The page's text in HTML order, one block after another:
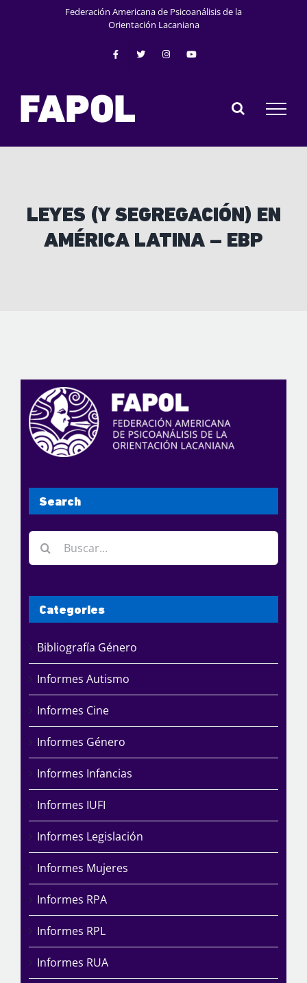
Federación Americana de Psicoanálisis de la
Orientación Lacaniana
LEYES (Y SEGREGACIÓN) EN
AMÉRICA LATINA – EBP
Search
Buscar:
Categories
Bibliografía Género
Informes Autismo
Informes Cine
Informes Género
Informes Infancias
Informes IUFI
Informes Legislación
Informes Mujeres
Informes RPA
Informes RPL
Informes RUA